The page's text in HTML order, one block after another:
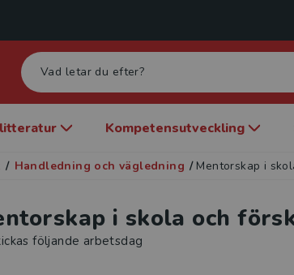
Kompetensutveckling
/ Handledning och vägledning / Mentorskap i
i skola och
följande arbetsdag